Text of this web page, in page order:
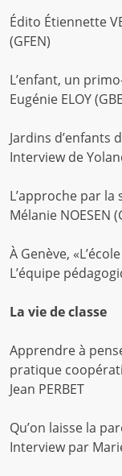
Édito Étiennette
(GFEN)
L’enfant, un
Eugénie ELOY
Jardins d’enfants
Interview de
L’approche par
Mélanie NOESEN
À Genève,
L’équipe
La vie de classe
Apprendre à
pratique
Jean PERBET
Qu’on laisse la
Interview par